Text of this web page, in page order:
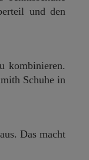
und den
kombinieren.
Schuhe in
Das macht